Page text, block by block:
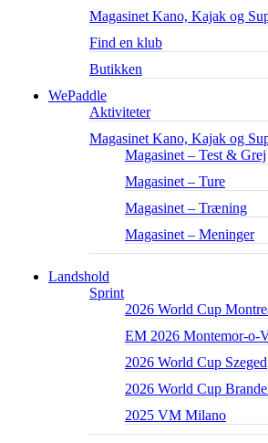
Magasinet Kano, Kajak og
Find en klub
Butikken
WePaddle
Aktiviteter
Magasinet Kano, Kajak og
Magasinet – Test & Grej
Magasinet – Ture
Magasinet – Træning
Magasinet – Meninger
Landshold
Sprint
2026 World Cup
EM 2026 Montemor-o-
2026 World Cup Szeged
2026 World Cup
2025 VM Milano